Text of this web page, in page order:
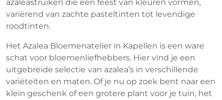
azaleastruiken die een feest van kleuren vormen,
variërend van zachte pasteltinten tot levendige
roodtinten.
Het Azalea Bloemenatelier in Kapellen is een ware
schat voor bloemenliefhebbers. Hier vind je een
uitgebreide selectie van azalea’s in verschillende
variëteiten en maten. Of je nu op zoek bent naar een
klein geschenk of een grotere plant voor je tuin, het